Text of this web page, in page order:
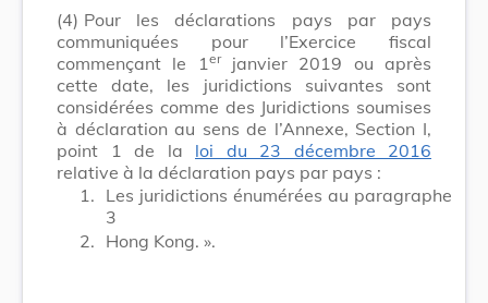
(4) Pour les déclarations pays par pays
communiquées pour l’Exercice fiscal
commençant le
1 erjanvier 2019 ou après
cette date, les juridictions suivantes sont
considérées comme des Juridictions soumises
à déclaration au sens de l’Annexe, Section I,
point 1 de la loi du 23 décembre 2016
relative à la déclaration pays par pays :
1. Les juridictions énumérées au paragraphe
3
2. Hong Kong. ».